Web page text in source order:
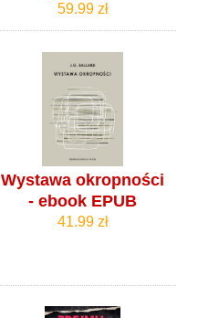
59.99 zł
Wystawa okropności
- ebook EPUB
41.99 zł